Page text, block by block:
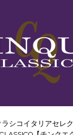
シコイタリアセレ